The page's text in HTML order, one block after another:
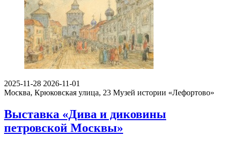
2025-11-28 2026-11-01
Москва, Крюковская улица, 23 Музей истории «Лефортово»
Выставка «Дива и диковины
петровской Москвы»